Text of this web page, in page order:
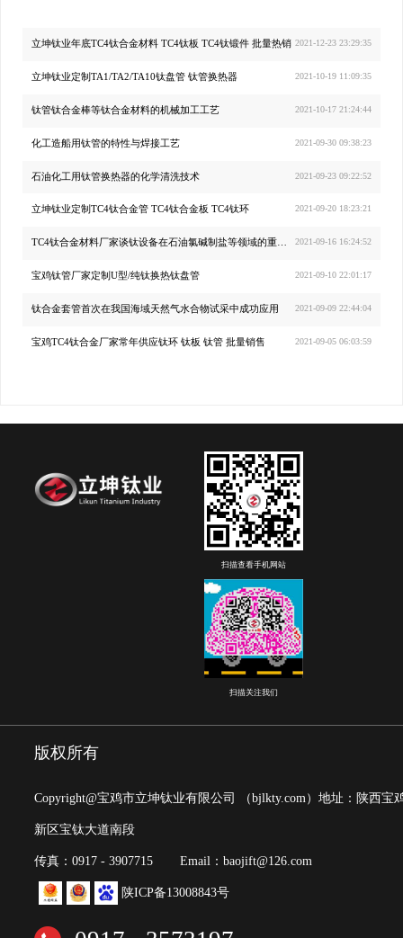
2021-12-23 23:29:35
立坤钛业年底TC4钛合金材料 TC4钛板 TC4钛锻件 批量热销
2021-10-19 11:09:35
立坤钛业定制TA1/TA2/TA10钛盘管 钛管换热器
2021-10-17 21:24:44
钛管钛合金棒等钛合金材料的机械加工工艺
2021-09-30 09:38:23
化工造船用钛管的特性与焊接工艺
2021-09-23 09:22:52
石油化工用钛管换热器的化学清洗技术
2021-09-20 18:23:21
立坤钛业定制TC4钛合金管 TC4钛合金板 TC4钛环
2021-09-16 16:24:52
2021-09-10 22:01:17
宝鸡钛管厂家定制U型/纯钛换热钛盘管
2021-09-09 22:44:04
钛合金套管首次在我国海域天然气水合物试采中成功应用
2021-09-05 06:03:59
宝鸡TC4钛合金厂家常年供应钛环 钛板 钛管 批量销售
扫描查看手机网站
扫描关注我们
版权所有
Copyright@宝鸡市立坤钛业有限公司 （bjlkty.com） 地址：陕西宝
新区宝钛大道南段
传真：0917 - 3907715 Email：baojift@126.com
陕ICP备13008843号